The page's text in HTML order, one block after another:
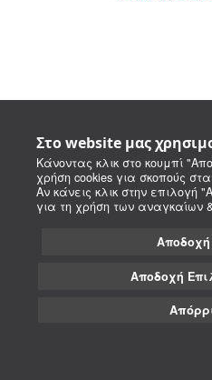
Στο website μας
Κάνοντας κλικ στο κουμπί
χρήση cookies για σκοπούς
Αν κάνεις κλικ στην επιλογή
για τη χρήση των αναγκαίων
Αποδοχή